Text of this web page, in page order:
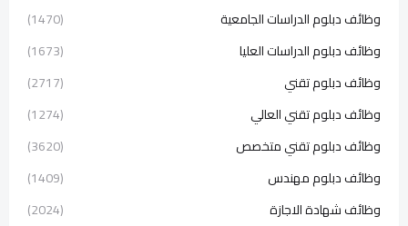
وظائف دبلوم الدراسات الجامعية
(1470)
وظائف دبلوم الدراسات العليا
(1673)
وظائف دبلوم تقني
(2717)
وظائف دبلوم تقني العالي
(1274)
وظائف دبلوم تقني متخصص
(3620)
وظائف دبلوم مهندس
(1409)
وظائف شهادة الاجازة
(2024)